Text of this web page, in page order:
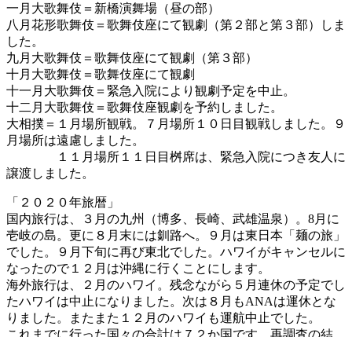
一月大歌舞伎＝新橋演舞場（昼の部）
八月花形歌舞伎＝歌舞伎座にて観劇（第２部と第３部）しま
した。
九月大歌舞伎＝歌舞伎座にて観劇（第３部）
十月大歌舞伎＝歌舞伎座にて観劇
十一月大歌舞伎＝緊急入院により観劇予定を中止。
十二月大歌舞伎＝歌舞伎座観劇を予約しました。
大相撲＝１月場所観戦。７月場所１０日目観戦しました。９
月場所は遠慮しました。
１１月場所１１日目桝席は、緊急入院につき友人に
譲渡しました。
「２０２０年旅暦」
国内旅行は、３月の九州（博多、長崎、武雄温泉）。8月に
壱岐の島。更に８月末には釧路へ。９月は東日本「麺の旅」
でした。９月下旬に再び東北でした。ハワイがキャンセルに
なったので１２月は沖縄に行くことにします。
海外旅行は、２月のハワイ。残念ながら５月連休の予定でし
たハワイは中止になりました。次は８月もANAは運休とな
りました。またまた１２月のハワイも運航中止でした。
これまでに行った国々の合計は７２か国です。再調査の結